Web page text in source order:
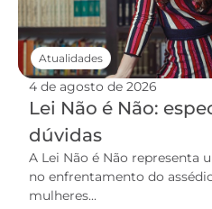
4 de agosto de 2026
Lei Não é Não:
dúvidas
A Lei Não é Não representa
no enfrentamento do
mulheres...
Atualidades